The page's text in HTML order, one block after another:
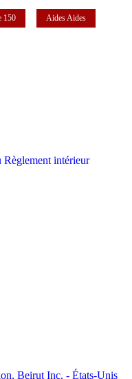
150 AidesAides
Règlement intérieur
Beirut Inc. - États-Unis